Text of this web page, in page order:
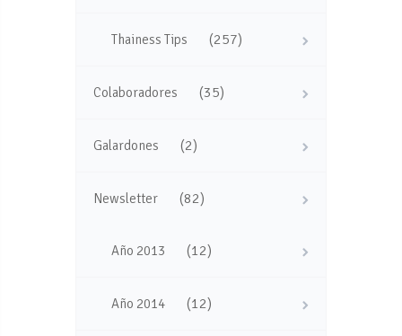
Thainess Tips (257)
Colaboradores (35)
Galardones (2)
Newsletter (82)
Año 2013 (12)
Año 2014 (12)